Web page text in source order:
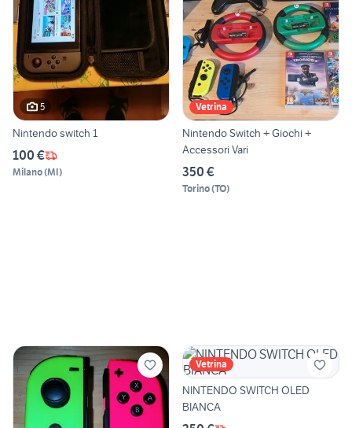
5
Nintendo switch 1
100 €
Milano(MI)
Vetrina
Nintendo Switch + Giochi +
Accessori Vari
350 €
Torino(TO)
Vetrina
NINTENDO SWITCH OLED
BIANCA